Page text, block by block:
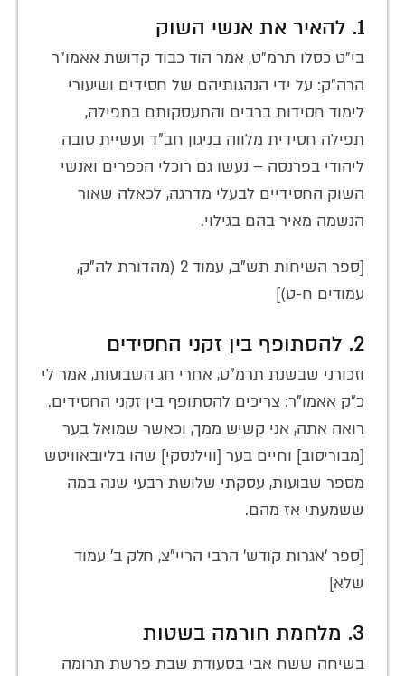
1. להאיר את אנשי השוק
בי"ט כסלו תרמ"ט, אמר הוד כבוד קדושת אאמו"ר
הרה"ק: על ידי הנהגותיהם של חסידים ושיעורי
לימוד חסידות ברבים והתעסקותם בתפילה,
תפילה חסידית מלווה בניגון חב"ד ועשיית טובה
ליהודי בפרנסה – נעשו גם רוכלי הכפרים ואנשי
השוק החסידיים לבעלי מדרגה, לכאלה שאור
הנשמה מאיר בהם בגילוי.
[ספר השיחות תש"ב, עמוד 2 (מהדורת לה"ק,
עמודים ח-ט)]
2. להסתופף בין זקני החסידים
וזכורני שבשנת תרמ"ט, אחרי חג השבועות, אמר לי
כ"ק אאמו"ר: צריכים להסתופף בין זקני החסידים.
רואה אתה, אני קשיש ממך, וכאשר שמואל בער
[מבוריסוב] וחיים בער [ווילנסקי] שהו בליובאוויטש
מספר שבועות, עסקתי שלושת רבעי שנה במה
ששמעתי אז מהם.
[ספר 'אגרות קודש' הרבי הריי"צ, חלק ב' עמוד
שלא]
3. מלחמת חורמה בשטות
בשיחה ששח אבי בסעודת שבת פרשת תרומה